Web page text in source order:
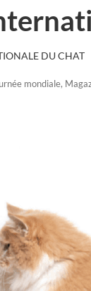
DU CHAT
mondiale,